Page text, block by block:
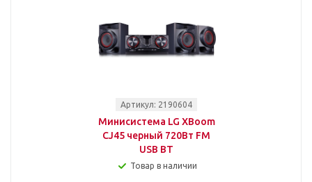
Артикул: 2190604
Минисистема LG XBoom
CJ45 черный 720Вт FM
USB BT
Товар в наличии